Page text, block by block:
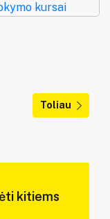
kursai
Toliau
kitiems